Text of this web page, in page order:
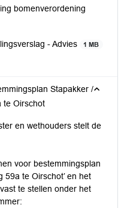
bomenverordening
- Advies 1 MB
Stapakker /
te Oirschot
en wethouders stelt de
voor bestemmingsplan
59a te Oirschot’ en het
te stellen onder het